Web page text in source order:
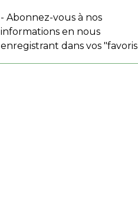
- Abonnez-vous à nos
informations en nous
enregistrant dans vos "favoris